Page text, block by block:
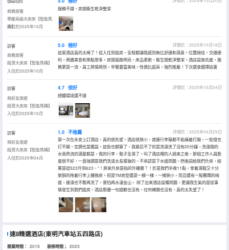
Sikelizhi
商務旅客
零壓高級大床房【智能馬
桶】
入住於2025年10月
服務不錯，房間衞生乾淨整潔
訪客
商務旅客
經濟大床房【智能馬桶】
入住於2025年10月
5.0 極好
評價於：2025年10月18日
這家酒店真的太棒了！從入住到退房，全程都讓我感到無比舒適和滿意。位置絕佳，交通便
利，周邊美食和景點眾多。房間寬敞明亮，床品柔軟，衞生間乾淨整潔。酒店設施先進，服
務更是一流，員工熱情周到，早餐豐富美味。性價比超高，強烈推薦！下次還會選擇這裏
訪客
與好友旅遊
經濟大床房【智能馬桶】
入住於2025年10月
4.7 很好
評價於：2025年10月04日
總體環境還不錯
訪客
與好友旅遊
經濟大床房【智能馬桶】
入住於2025年04月
1.0 不推薦
評價於：2025年04月29日
第一次在永安上訂酒店，真的很失望。酒店很狹小，就連行李箱都不能橫着打開，一些燈也
打不開，空調也是擺設。這些也都算了，我最忍不了的是洗澡洗了沒有20分鐘，洗澡間的
水竟然流的滿屋都是，我的行李，鞋子全濕了。叫了酒店裡的人過來之後，那個工作人員態
度很不好，一直強調是我們洗澡太長導致的，不承認是下水道問題。然後説給我們升房，結
果是從523升到623，*！原來升房是指的升樓層？！於是我們半夜11點，穿着濕鞋又十分
狼狽的拖着行李上樓換房。但是TM房型還是一模一樣，一樣狹小，而且還有一股難聞的味
道，連澡也不敢再洗了，害怕再水漫金山。 除了出來酒店設備問題，更讓我生氣的是從事
情發生到我們退房，酒店那邊一句道歉也沒有，任何補償也沒有，真的太失望了！
速8精選酒店(東明汽車站五四路店)
開業時間： 2015 装修時間； 2023